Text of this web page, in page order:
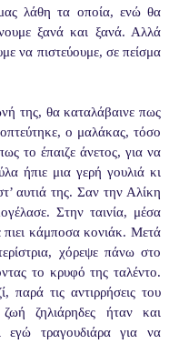
λάθη τα οποία, ενώ θα
ξανά και ξανά. Αλλά
να πιστεύουμε, σε πείσμα
της, θα καταλάβαι­νε πως
ο μαλάκας, τόσο
το έπαιζε άνετος, για να
ήπιε μια γερή γουλιά κι
αυτιά της. Σαν την Αλίκη
Στην ταινία, μέσα
πιει κάμποσα κονιάκ. Μετά
χόρεψε πάνω στο
το κρυφό της ταλέντο.
τις αντιρρήσεις του
ζηλιάρηδες ήταν και
τραγουδιάρα για να